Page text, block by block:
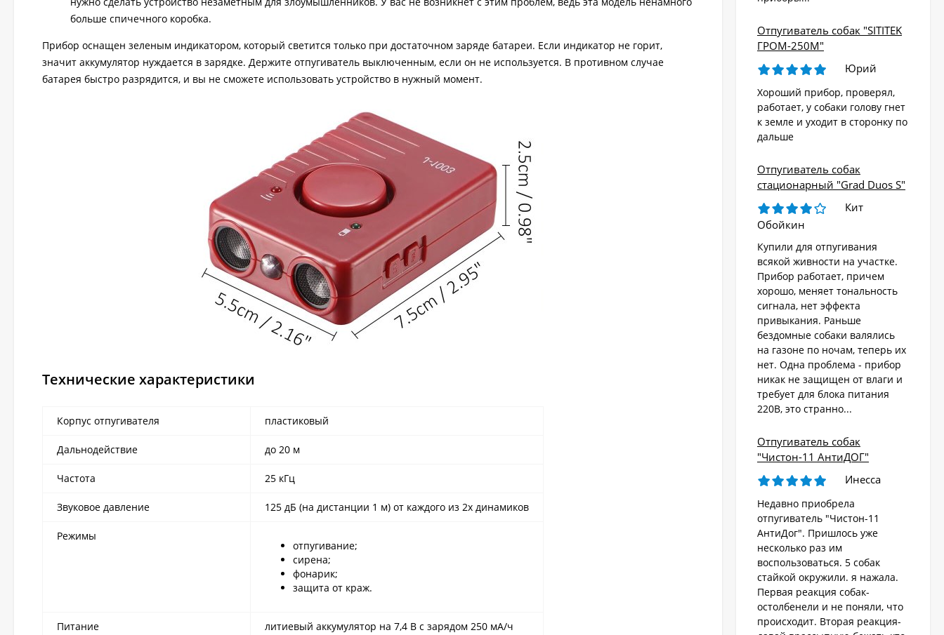
больше спичечного коробка.
Прибор оснащен зеленым индикатором, который светится только при достаточном заряде батареи. Если индикатор не горит,
значит аккумулятор нуждается в зарядке. Держите отпугиватель выключенным, если он не используется. В противном случае
батарея быстро разрядится, и вы не сможете использовать устройство в нужный момент.
Технические характеристики
Корпус отпугивателя пластиковый
Дальнодействие до 20 м
Частота 25 кГц
Звуковое давление 125 дБ (на дистанции 1 м) от каждого из 2х динамиков
Режимы
отпугивание;
сирена;
фонарик;
защита от краж.
Питание литиевый аккумулятор на 7,4 В с зарядом 250 мА/ч
Отпугиватель собак "SITITEK
ГРОМ-250М"
Юрий
Хороший прибор, проверял,
работает, у собаки голову гнет
к земле и уходит в сторонку по
дальше
Отпугиватель собак
стационарный "Grad Duos S"
Кит
Обойкин
Купили для отпугивания
всякой живности на участке.
Прибор работает, причем
хорошо, меняет тональность
сигнала, нет эффекта
привыкания. Раньше
бездомные собаки валялись
на газоне по ночам, теперь их
нет. Одна проблема - прибор
никак не защищен от влаги и
требует для блока питания
220В, это странно...
Отпугиватель собак
"Чистон-11 АнтиДОГ"
Инесса
Недавно приобрела
отпугиватель "Чистон-11
АнтиДог". Пришлось уже
несколько раз им
воспользоваться. 5 собак
стайкой окружили. я нажала.
Первая реакция собак-
остолбенели и не поняли, что
происходит. Вторая реакция-
Стационарный
отпугиватель животных
«AR-2403 Solar»
4 570₽
Ультразвуковой
отпугиватель собак,
кошек, лис, кроликов
Garden Protector 3"
8 690 ₽
Электроошейник для
дрессировки собак
«PET998DB»
3 480₽
Ошейник антилай